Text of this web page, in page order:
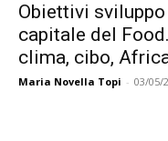
Obiettivi
capitale del
clima, cibo,
Maria Novella Topi - 03/05/